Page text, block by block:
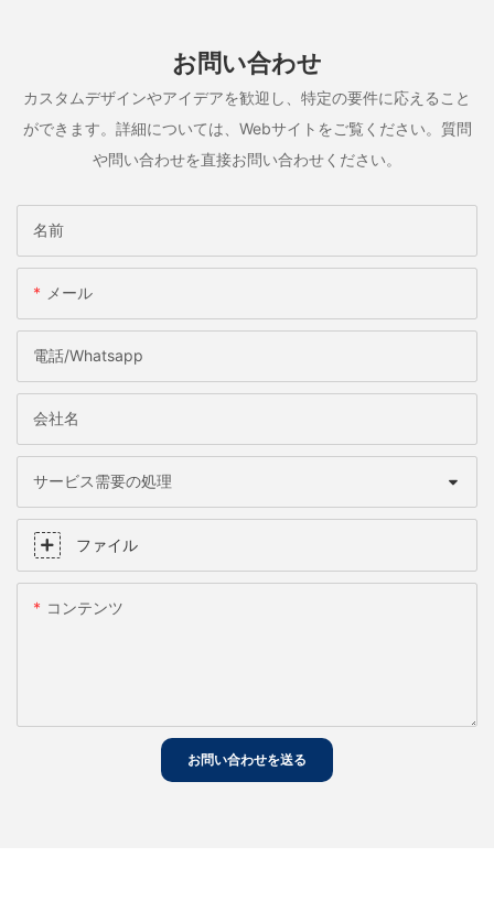
お問い合わせ
カスタムデザインやアイデアを歓迎し、特定の要件に応えること
ができます。詳細については、Webサイトをご覧ください。質問
や問い合わせを直接お問い合わせください。
名前
メール
電話/whatsapp
会社名
サービス需要の処理
ファイル
コンテンツ
お問い合わせを送る